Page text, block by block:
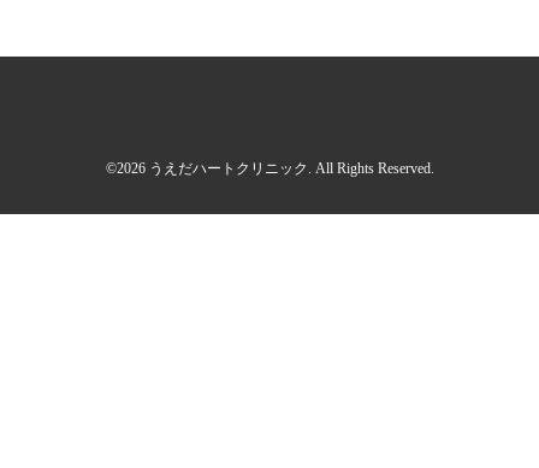
©2026 うえだハートクリニック . All Rights Reserved.